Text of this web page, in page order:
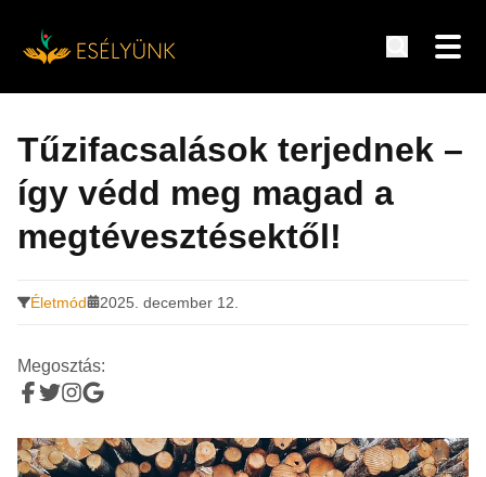
tartalomra
Tűzifacsalások terjednek –
így védd meg magad a
megtévesztésektől!
Életmód 2025. december 12.
Megosztás: